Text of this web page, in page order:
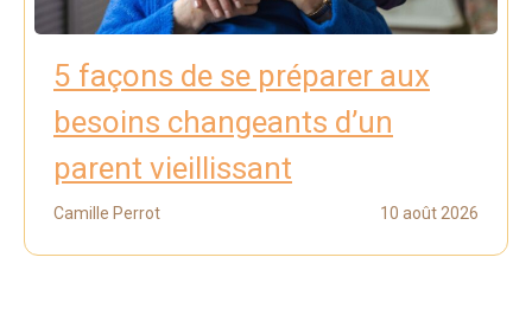
5 façons de se préparer aux
besoins changeants d’un
parent vieillissant
Camille Perrot 10 août 2026